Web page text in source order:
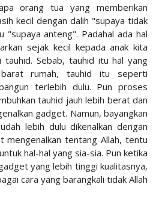
orang tua yang memberikan
kecil dengan dalih "supaya tidak
"supaya anteng". Padahal ada hal
sejak kecil kepada anak kita
Sebab, tauhid itu hal yang
rumah, tauhid itu seperti
terlebih dulu. Pun proses
tauhid jauh lebih berat dan
gadget. Namun, bayangkan
lebih dulu dikenalkan dengan
tentang Allah, tentu
hal-hal yang sia-sia. Pun ketika
yang lebih tinggi kualitasnya,
cara yang barangkali tidak Allah